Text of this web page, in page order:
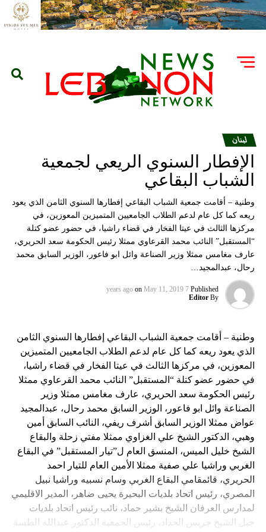
لبنان
الإفطار السنوي الريعي لجمعية
الشباب البقاعي
وطنية – أقامت جمعية الشباب البقاعي إفطارها السنوي الثامن الذي يعود
ريعه كما كل عام لدعم الطلاب الجامعيين المتميزين المعوزين، في
مركزها الثالث في عيتا الفخار في قضاء راشيا، في حضور عضو كتلة
“المستقبل” النائب محمد القرعاوي ممثلا رئيس الحكومة سعد الحريري،
عارف مغامس ممثلا وزير الصناعة وائل ابو فاعور، الوزير السابق محمد
رحال، عبدالمجيد…
Published
7 years ago
on May 11, 2019
By
Editor
وطنية – أقامت جمعية الشباب البقاعي إفطارها السنوي الثامن
الذي يعود ريعه كما كل عام لدعم الطلاب الجامعيين المتميزين
المعوزين، في مركزها الثالث في عيتا الفخار في قضاء راشيا،
في حضور عضو كتلة “المستقبل” النائب محمد القرعاوي ممثلا
رئيس الحكومة سعد الحريري، عارف مغامس ممثلا وزير
الصناعة وائل ابو فاعور، الوزير السابق محمد رحال، عبدالمجيد
عواض ممثلا الوزير السابق أشرف ريفي، النائب السابق أمين
وهبي، الدكتور الشيخ علي الغزاوي ممثلا مفتي زحلة والبقاع
الشيخ خليل الميس، المنسق العام ل”تيار المستقبل” في البقاع
الغربي وراشيا علي صفية ممثلا الأمين العام للتيار احمد
الحريري، قائمقامي البقاع الغربي وسام نسبيه وراشيا نبيل
المصري، رئيس اتحاد بلديات البحيرة يحيى ضاهر، المدير الاقليمي
لمدارس العرفان الشيخ بشير حماد، نائب رئيس اتحاد بلديات
جبل الشيخ جريس الحداد، رئيس الجمعية الدكتور عبدالله الطسة